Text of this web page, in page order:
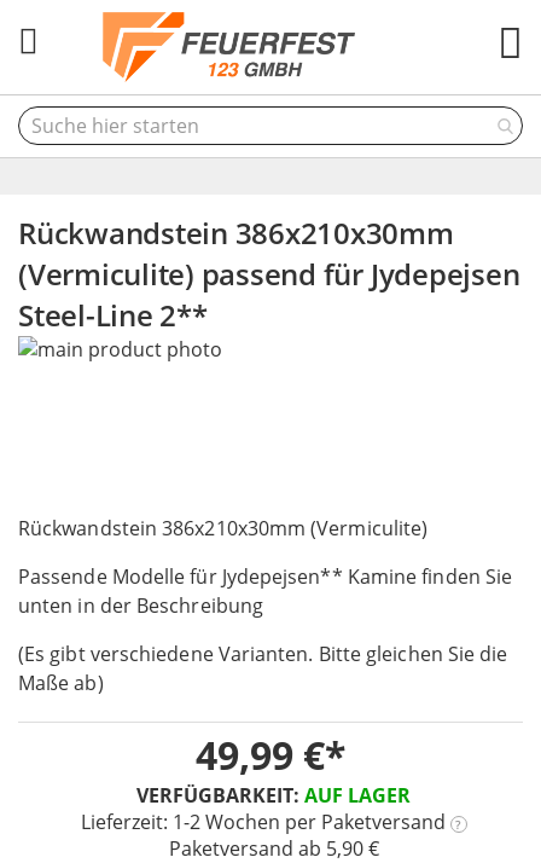
Rückwandstein 386x210x30mm
(Vermiculite) passend für Jydepejsen
Steel-Line 2**
Rückwandstein 386x210x30mm (Vermiculite)
Passende Modelle für Jydepejsen** Kamine finden Sie
unten in der Beschreibung
(Es gibt verschiedene Varianten. Bitte gleichen Sie die
Maße ab)
VERFÜGBARKEIT: AUF LAGER
Lieferzeit: 1-2 Wochen per Paketversand ?
Paketversand ab 5,90 €
49,99 €
Skip
gallery
to
beginning
of
images
gallery